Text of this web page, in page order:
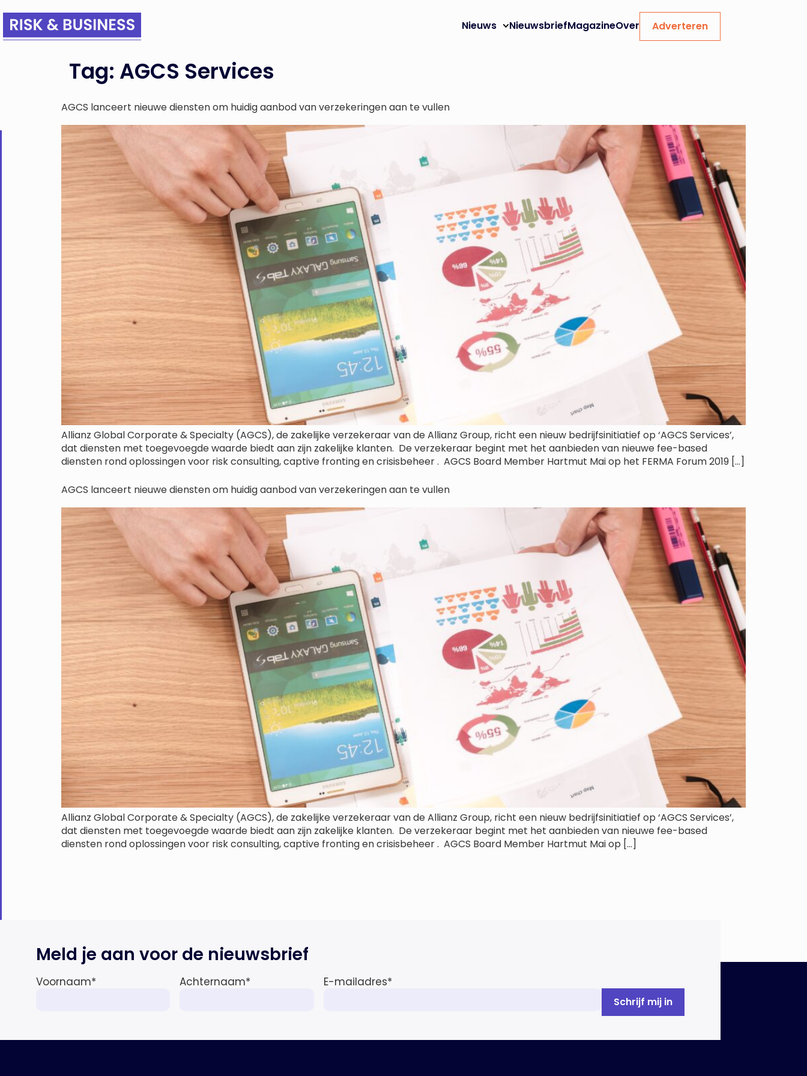
Nieuws NieuwsbriefMagazineOver Adverteren
Tag: AGCS Services
AGCS lanceert nieuwe diensten om huidig aanbod van verzekeringen aan te vullen
Allianz Global Corporate & Specialty (AGCS), de zakelijke verzekeraar van de Allianz Group, richt een nieuw bedrijfsinitiatief op ‘AGCS Services’,
dat diensten met toegevoegde waarde biedt aan zijn zakelijke klanten. De verzekeraar begint met het aanbieden van nieuwe fee-based
diensten rond oplossingen voor risk consulting, captive fronting en crisisbeheer . AGCS Board Member Hartmut Mai op het FERMA Forum 2019 […]
AGCS lanceert nieuwe diensten om huidig aanbod van verzekeringen aan te vullen
Allianz Global Corporate & Specialty (AGCS), de zakelijke verzekeraar van de Allianz Group, richt een nieuw bedrijfsinitiatief op ‘AGCS Services’,
dat diensten met toegevoegde waarde biedt aan zijn zakelijke klanten. De verzekeraar begint met het aanbieden van nieuwe fee-based
diensten rond oplossingen voor risk consulting, captive fronting en crisisbeheer . AGCS Board Member Hartmut Mai op […]
Meld je aan voor de nieuwsbrief
Voornaam* Achternaam* E-mailadres*